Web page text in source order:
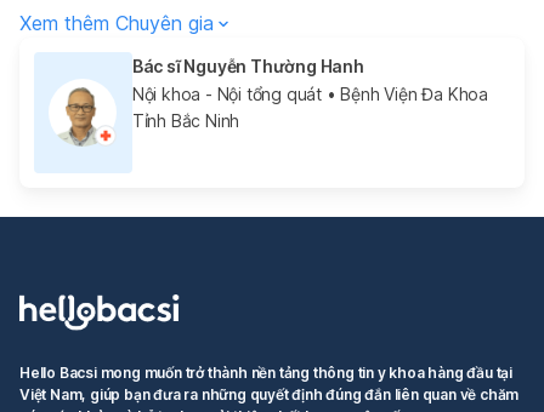
Xem thêm Chuyên gia
Bác sĩ Nguyễn Thường Hanh
Nội khoa - Nội tổng quát• Bệnh Viện Đa Khoa
Tỉnh Bắc Ninh
Hello Bacsi mong muốn trở thành nền tảng thông tin y khoa hàng đầu tại
Việt Nam, giúp bạn đưa ra những quyết định đúng đắn liên quan về chăm